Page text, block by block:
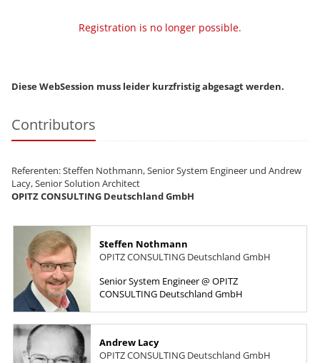
Registration is no longer possible.
Diese WebSession muss leider kurzfristig abgesagt werden.
Contributors
Referenten: Steffen Nothmann, Senior System Engineer und Andrew
Lacy, Senior Solution Architect
OPITZ CONSULTING Deutschland GmbH
Steffen Nothmann
OPITZ CONSULTING Deutschland GmbH
Senior System Engineer @ OPITZ
CONSULTING Deutschland GmbH
Andrew Lacy
OPITZ CONSULTING Deutschland GmbH